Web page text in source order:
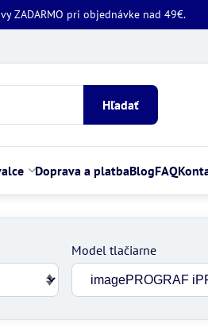
ZADARMO pri objednávke nad 49€.
Hľadať
Doprava a platbaBlogFAQ
Model tlačiarne